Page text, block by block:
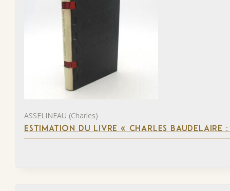
ASSELINEAU (Charles)
ESTIMATION DU LIVRE « CHARLES BAUDELAIRE